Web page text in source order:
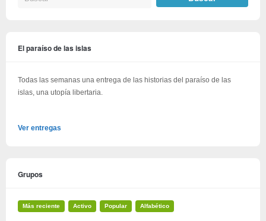
El paraíso de las islas
Todas las semanas una entrega de las historias del paraíso de las
islas, una utopía libertaria.
Ver entregas
Grupos
Más reciente Activo Popular Alfabético